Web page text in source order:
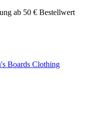
ab 50 € Bestellwert